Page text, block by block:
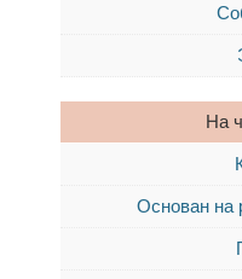
На
Основан на